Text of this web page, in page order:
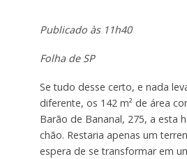
Publicado às 11h40
Folha de SP
Se tudo desse certo, e nada
diferente, os 142 m² de área
Barão de Bananal, 275, a esta
chão. Restaria apenas um
espera de se transformar em